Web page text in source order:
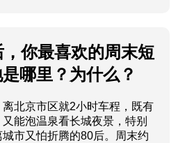
你最喜欢的周末短
哪里？为什么？
北京市区就2小时车程，既有
能泡温泉看长城夜景，特别
市又怕折腾的80后。周末约